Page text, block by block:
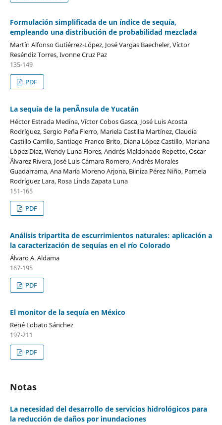
Formulación simplificada de un índice de sequía,
empleando una distribución de probabilidad mezclada
Martín Alfonso Gutiérrez-López, José Vargas Baecheler, Víctor
Reséndiz Torres, Ivonne Cruz Paz
135-149
PDF
La sequía de la penÃ­nsula de Yucatán
Héctor Estrada Medina, Víctor Cobos Gasca, José Luis Acosta
Rodríguez, Sergio Peña Fierro, Mariela Castilla Martínez, Claudia
Castillo Carrillo, Santiago Franco Brito, Diana López Castillo, Mariana
López Díaz, Wendy Luna Flores, Andrés Maldonado Repetto, Oscar
Ãlvarez Rivera, José Luis Cámara Romero, Andrés Morales
Guadarrama, Ana María Moreno Arjona, Biiniza Pérez Niño, Pamela
Rodríguez Lara, Rosa Linda Zapata Luna
151-165
PDF
Análisis tripartita de escurrimientos naturales: aplicación a
la caracterización de sequías en el río Colorado
Álvaro A. Aldama
167-195
PDF
El monitor de la sequía en México
René Lobato Sánchez
197-211
PDF
Notas
La necesidad del desarrollo de servicios hidrológicos para
la reducción de daños por inundaciones